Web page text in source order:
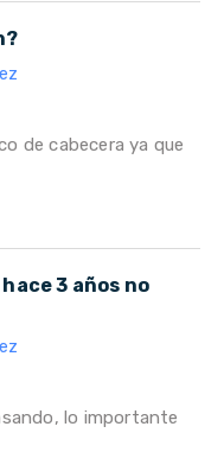
de cabecera ya que
3 años no
lo importante